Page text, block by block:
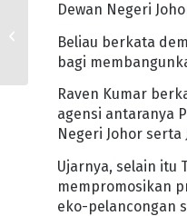
Dewan Negeri
Beliau berkata
bagi
Raven Kumar
agensi antaranya
Negeri Johor
Ujarnya, selain itu
mempromosikan
eko-pelancongan
PELBAGAI INISIATIF
YPKDT UNTUK RAKYAT –
EXCO KERAJAAN JOHOR